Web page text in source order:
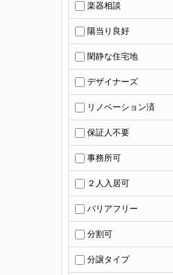
楽器相談
陽当り良好
閑静な住宅地
デザイナーズ
リノベーション済
保証人不要
事務所可
２人入居可
バリアフリー
分割可
分譲タイプ